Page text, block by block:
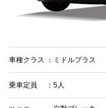
車種クラス ミドルプラス
乗車定員 5人